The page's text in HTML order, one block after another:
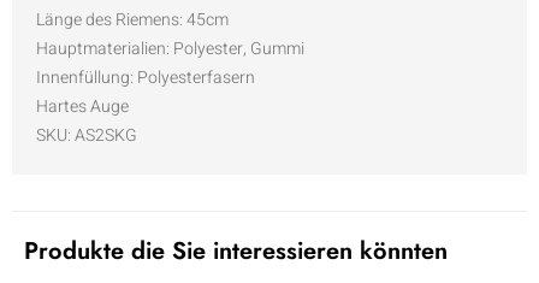
Länge des Riemens: 45cm
Hauptmaterialien: Polyester, Gummi
Innenfüllung: Polyesterfasern
Hartes Auge
SKU: AS2SKG
Produkte die Sie interessieren könnten